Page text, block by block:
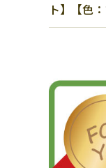
ト】【色